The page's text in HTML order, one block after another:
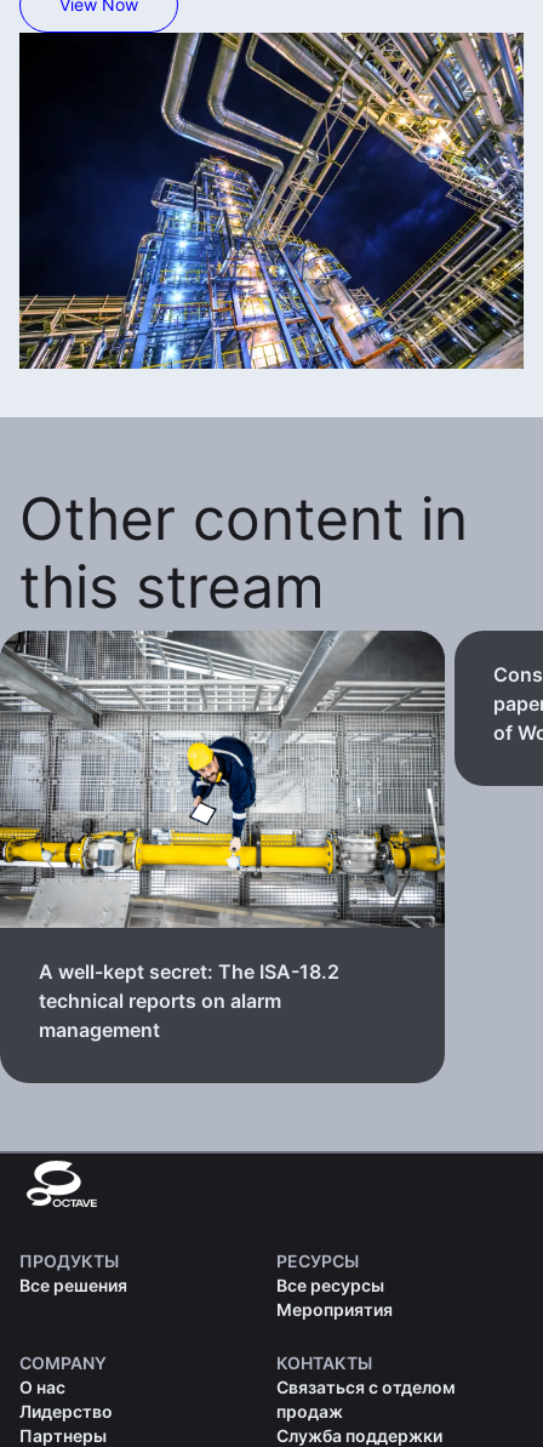
View Now
Other content in
this stream
A well-kept secret: The ISA-18.2
technical reports on alarm
management
of
ПРОДУКТЫ
Все решения
РЕСУРСЫ
Все ресурсы
Мероприятия
COMPANY
О нас
Лидерство
Партнеры
КОНТАКТЫ
Связаться с отделом
продаж
Служба поддержки